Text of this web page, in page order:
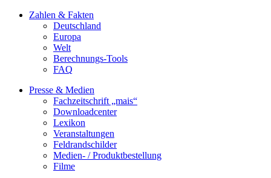
Zahlen & Fakten
Deutschland
Europa
Welt
Berechnungs-Tools
FAQ
Presse & Medien
Fachzeitschrift „mais“
Downloadcenter
Lexikon
Veranstaltungen
Feldrandschilder
Medien- / Produktbestellung
Filme